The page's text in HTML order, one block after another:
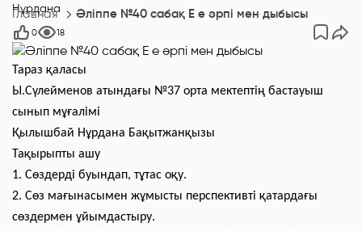
Главная Әліппе №40 сабақ Е е әрпі мен дыбысы
0 18
Тараз қаласы
Ы.Сүлейменов атындағы №37 орта мектептің бастауыш
сынып мұғалімі
Қылышбай Нұрдана Бақытжанқызы
Тақырыпты ашу
1. Сөздерді буындап, тұтас оқу.
2. Сөз мағынасымен жұмысты перспективті қатардағы
сөздермен ұйымдастыру.